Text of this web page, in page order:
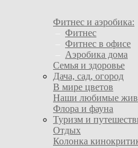
Фитнес и аэробика:
Фитнес
Фитнес в офисе
Аэробика дома
Семья и здоровье
Дача, сад, огород
В мире цветов
Наши любимые
Флора и фауна
Туризм и
Отдых
Колонка